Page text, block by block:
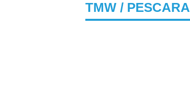
TMW / PESCARA